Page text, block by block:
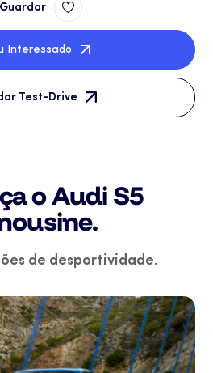
Guardar
Interessado
Test-Drive
o Audi S5
de desportividade.